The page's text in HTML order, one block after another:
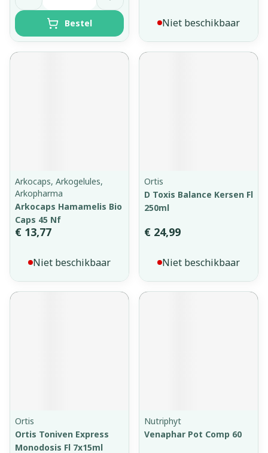
Bestel Niet beschikbaar
Arkocaps, Arkogelules,
Arkopharma
Arkocaps Hamamelis Bio
Caps 45 Nf
€ 13,77
Niet beschikbaar
Ortis
D Toxis Balance Kersen Fl
250ml
€ 24,99
Niet beschikbaar
Ortis
Ortis Toniven Express
Monodosis Fl 7x15ml
Nutriphyt
Venaphar Pot Comp 60